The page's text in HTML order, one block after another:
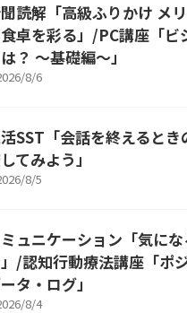
読解「高級ふりかけ メ
卓を彩る」/PC講座「ビ
？ ～基礎編～」
8/6
SST「会話を終えるとき
てみよう」
8/5
ュニケーション「気に
/認知行動療法講座「ポ
タ・ログ」
8/4